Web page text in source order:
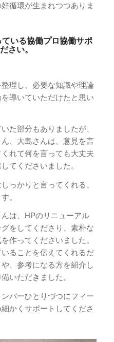
循環が生まれつつありま
いる協働プロ協働サポ
さい。
理し、必要な知識や理論
導いていただけたと思い
た部分もありましたが、
、大島さんは、意見を言
れて何を言っても大丈夫
てくださいました。
っかりと言ってくれる、
。
は、HPのリニューアル
をしてくださり、素朴な
作ってくださいました。
ることを伝えてくれるだ
、参考になる方を紹介し
いただきました。
バーひとりづつにフィー
かくサポートしてくださ